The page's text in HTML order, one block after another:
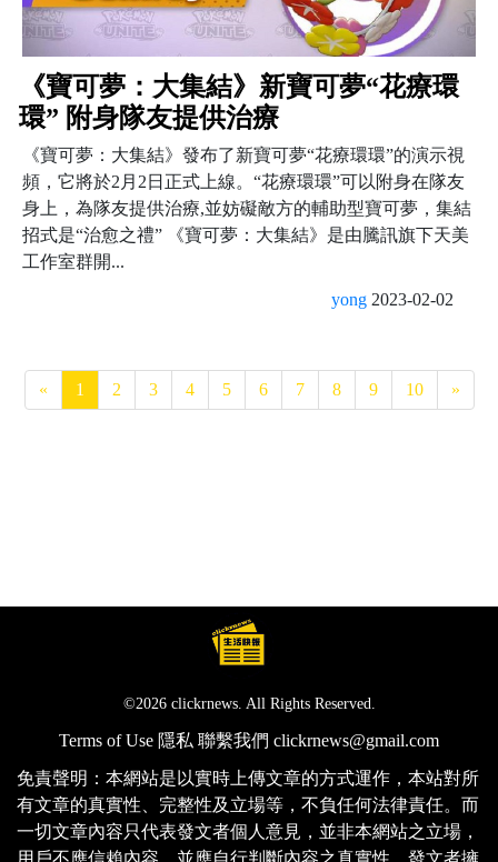
《寶可夢：大集結》新寶可夢“花療環
環” 附身隊友提供治療
《寶可夢：大集結》發布了新寶可夢“花療環環”的演示視
頻，它將於2月2日正式上線。“花療環環”可以附身在隊友
身上，為隊友提供治療,並妨礙敵方的輔助型寶可夢，集結
招式是“治愈之禮” 《寶可夢：大集結》是由騰訊旗下天美
工作室群開...
yong 2023-02-02
« 1 2 3 4 5 6 7 8 9 10 »
©2026 clickrnews. All Rights Reserved.
Terms of Use 隱私 聯繫我們 clickrnews@gmail.com
免責聲明：本網站是以實時上傳文章的方式運作，本站對所
有文章的真實性、完整性及立場等，不負任何法律責任。而
一切文章內容只代表發文者個人意見，並非本網站之立場，
用戶不應信賴內容，並應自行判斷內容之真實性。發文者擁